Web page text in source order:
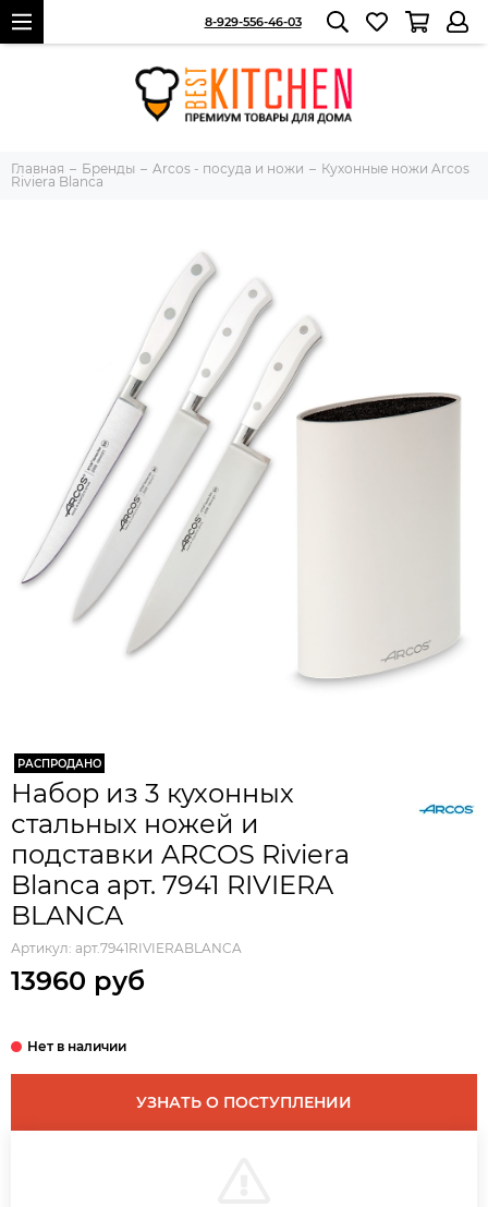
8-929-556-46-03
Главная Бренды Arcos - посуда и ножи
Кухонные ножи Arcos
Riviera Blanca
РАСПРОДАНО
Набор из 3 кухонных
стальных ножей и
подставки ARCOS Riviera
Blanca арт. 7941 RIVIERA
BLANCA
Артикул: арт.7941RIVIERABLANCA
13960 руб
УЗНАТЬ О ПОСТУПЛЕНИИ